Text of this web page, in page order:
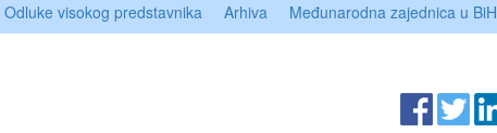
Odluke visokog predstavnika Arhiva Međunarodna zajednica u BiH